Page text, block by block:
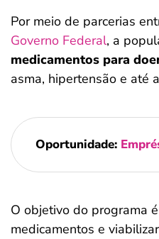
Por meio de parcerias
Governo Federal, a
medicamentos para
asma, hipertensão e até
Oportunidade:
O objetivo do programa
medicamentos e